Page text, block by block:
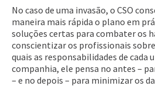
No caso de uma invasão, o CSO
maneira mais rápida o plano em
soluções certas para combater os
conscientizar os profissionais sobre
quais as responsabilidades de cada
companhia, ele pensa no antes –
– e no depois – para minimizar os